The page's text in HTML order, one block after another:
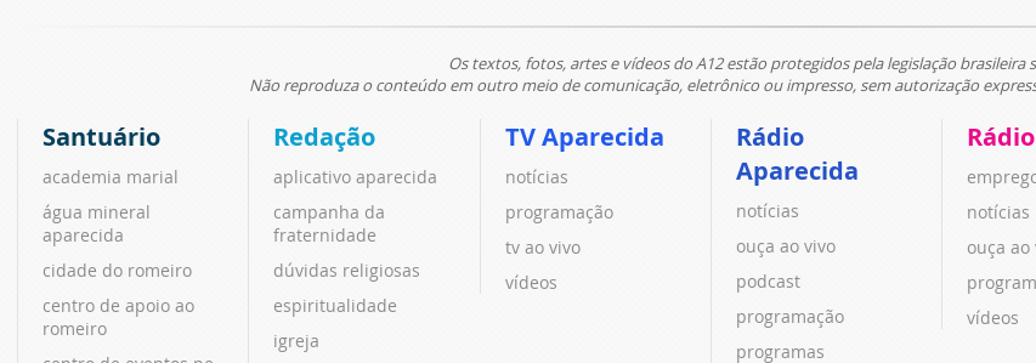
Os textos, fotos, artes e vídeos do A12 estão protegidos pela legislação
Não reproduza o conteúdo em outro meio de comunicação, eletrônico ou impresso, sem autorização
Santuário
academia marial
água mineral
aparecida
cidade do romeiro
centro de apoio ao
romeiro
Redação
aplicativo aparecida
campanha da
fraternidade
dúvidas religiosas
espiritualidade
igreja
TV Aparecida
notícias
programação
tv ao vivo
vídeos
Rádio
Aparecida
notícias
ouça ao vivo
podcast
programação
programas
notícias
ouça ao
vídeos